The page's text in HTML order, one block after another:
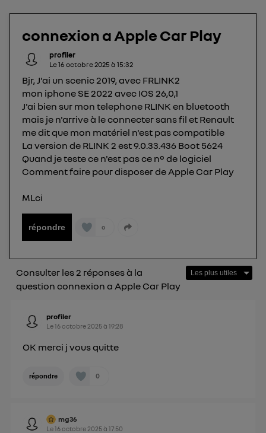
connexion a Apple Car Play
profiler
Le16 octobre 2025 à 15:32
Bjr, J'ai un scenic 2019, avec FRLINK2
mon iphone SE 2022 avec IOS 26,0,1
J'ai bien sur mon telephone RLINK en bluetooth
mais je n'arrive à le connecter sans fil et Renault
me dit que mon matériel n'est pas compatible
La version de RLINK 2 est 9.0.33.436 Boot 5624
Quand je teste ce n'est pas ce n° de logiciel
Comment faire pour disposer de Apple Car Play
MLci
répondre 0
Consulter les 2 réponses à la
question connexion a Apple Car Play
profiler
Le16 octobre 2025à19:28
OK merci j vous quitte
répondre 0
mg36
Le16 octobre 2025à17:50
Elle utilise un identifiant créé par votre opérateur
de votre contrat internet (ex : votre numéro de
L'identifiant est associé à votre connexion
internet. Ainsi, toutes les personnes utilisant la
même connexion et ayant consenties se verront
attribuer le même identifiant. En général :
Pour une connexion foyer(ex : Wi-Fi), la personnalisation sera basée
sur la navigation des membres du foyer ayant consentis.
Pour uneconnexion mobile, la personnalisation sera basée
Vous pouvez à tout moment retirer ce
") ou via la page « gérer Utiq » en bas de ce site.
Pour plus d'informations, veuillez consulter
Politique d'information sur les données